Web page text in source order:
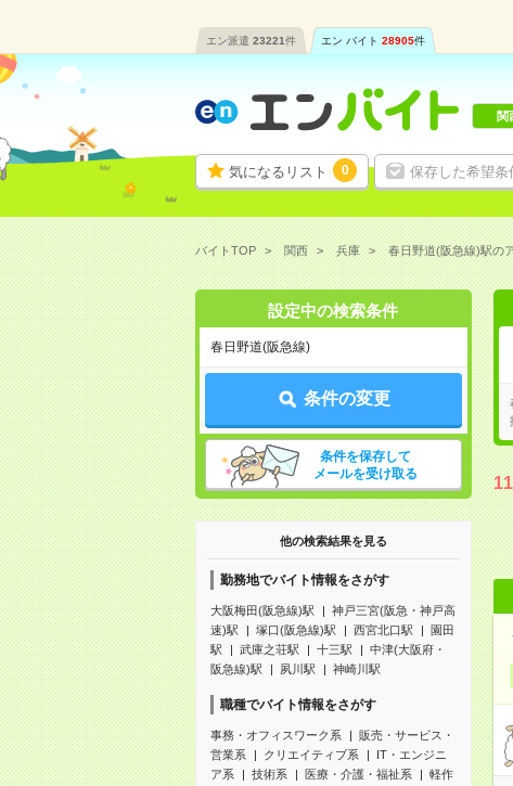
エン派遣 23221件 エン バイト 28905件
気になるリスト 0 保存した希望条
関
バイトTOP 関西 兵庫 春日野道(阪急線)駅の
設定中の検索条件
春日野道(阪急線)
条件の変更
条件を保存して
メールを受け取る
他の検索結果を見る
勤務地でバイト情報をさがす
大阪梅田(阪急線)駅
神戸三宮(阪急・神戸高
速)駅
塚口(阪急線)駅 西宮北口駅
園田
駅
武庫之荘駅 十三駅
中津(大阪府・
阪急線)駅
夙川駅 神崎川駅
職種でバイト情報をさがす
事務・オフィスワーク系
販売・サービス・
営業系
クリエイティブ系
IT・エンジニ
ア系
技術系 医療・介護・福祉系
軽作